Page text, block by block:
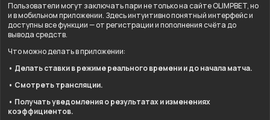
Пользователи могут заключать пари не только на сайте OLIMPBET, но
и в мобильном приложении. Здесь интуитивно понятный интерфейс и
доступны все функции — от регистрации и пополнения счёта до
вывода средств.
Что можно делать в приложении:
• Делать ставки в режиме реального времени и до начала матча.
• Смотреть трансляции.
• Получать уведомления о результатах и изменениях
коэффициентов.